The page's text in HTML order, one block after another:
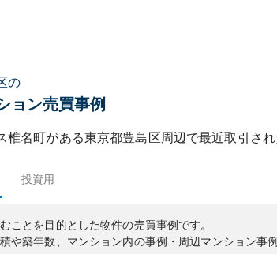
の
ョン売買事例
椎名町がある東京都豊島区周辺で最近取引さ
投資用
ことを目的とした物件の売買事例です。
や築年数、マンション内の事例・周辺マンション事